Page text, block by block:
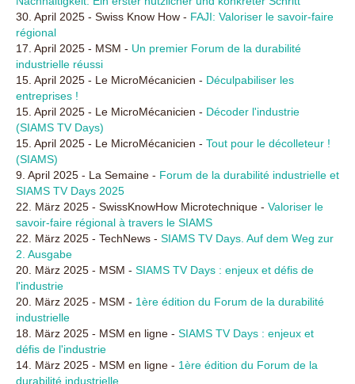
30. April 2025 - Swiss Know How - FAJI: Valoriser le savoir-faire
régional
17. April 2025 - MSM - Un premier Forum de la durabilité
industrielle réussi
15. April 2025 - Le MicroMécanicien - Déculpabiliser les
entreprises !
15. April 2025 - Le MicroMécanicien - Décoder l'industrie
(SIAMS TV Days)
15. April 2025 - Le MicroMécanicien - Tout pour le décolleteur !
(SIAMS)
9. April 2025 - La Semaine - Forum de la durabilité industrielle et
SIAMS TV Days 2025
22. März 2025 - SwissKnowHow Microtechnique - Valoriser le
savoir-faire régional à travers le SIAMS
22. März 2025 - TechNews - SIAMS TV Days. Auf dem Weg zur
2. Ausgabe
20. März 2025 - MSM - SIAMS TV Days : enjeux et défis de
l'industrie
20. März 2025 - MSM - 1ère édition du Forum de la durabilité
industrielle
18. März 2025 - MSM en ligne - SIAMS TV Days : enjeux et
défis de l'industrie
14. März 2025 - MSM en ligne - 1ère édition du Forum de la
durabilité industrielle